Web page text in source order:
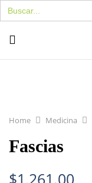
Buscar:
Home Medicina
Fascias